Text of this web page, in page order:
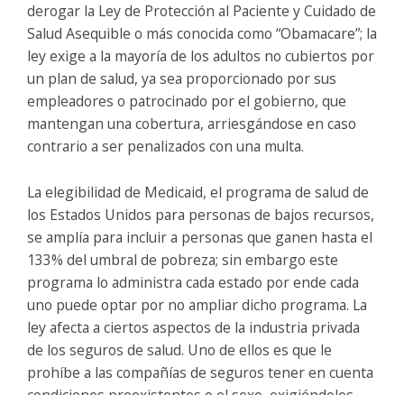
derogar la Ley de Protección al Paciente y Cuidado de
Salud Asequible o más conocida como “Obamacare”; la
ley exige a la mayoría de los adultos no cubiertos por
un plan de salud, ya sea proporcionado por sus
empleadores o patrocinado por el gobierno, que
mantengan una cobertura, arriesgándose en caso
contrario a ser penalizados con una multa.
La elegibilidad de Medicaid, el programa de salud de
los Estados Unidos para personas de bajos recursos,
se amplía para incluir a personas que ganen hasta el
133% del umbral de pobreza; sin embargo este
programa lo administra cada estado por ende cada
uno puede optar por no ampliar dicho programa. La
ley afecta a ciertos aspectos de la industria privada
de los seguros de salud. Uno de ellos es que le
prohíbe a las compañías de seguros tener en cuenta